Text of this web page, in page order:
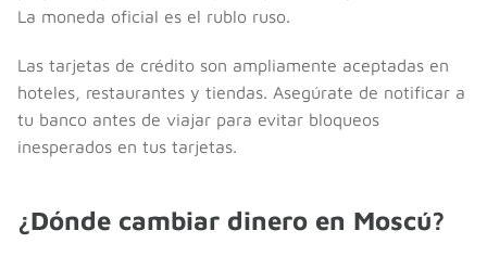
La moneda oficial es el rublo ruso.
Las tarjetas de crédito son ampliamente aceptadas en
hoteles, restaurantes y tiendas. Asegúrate de notificar a
tu banco antes de viajar para evitar bloqueos
inesperados en tus tarjetas.
¿Dónde cambiar dinero en Moscú?